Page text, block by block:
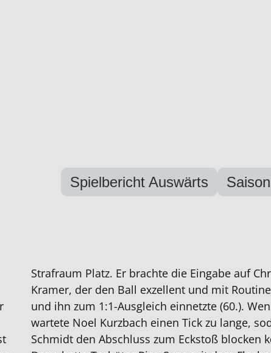
Spielbericht Auswärts
Strafraum Platz. Er brachte die Eingabe auf
Kramer, der den Ball exzellent und mit
und ihn zum 1:1-Ausgleich einnetzte (60.).
wartete Noel Kurzbach einen Tick zu lange,
Schmidt den Abschluss zum Eckstoß blocken